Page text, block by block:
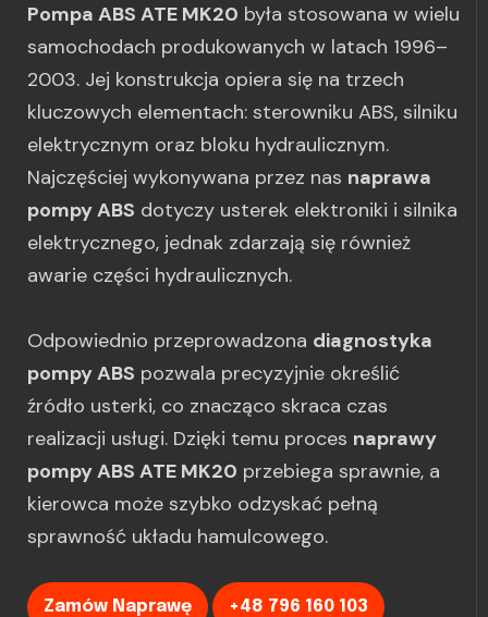
Pompa ABS ATE MK20 była stosowana w wielu
samochodach produkowanych w latach 1996–
2003. Jej konstrukcja opiera się na trzech
kluczowych elementach: sterowniku ABS, silniku
elektrycznym oraz bloku hydraulicznym.
Najczęściej wykonywana przez nas naprawa
pompy ABS dotyczy usterek elektroniki i silnika
elektrycznego, jednak zdarzają się również
awarie części hydraulicznych.
Odpowiednio przeprowadzona diagnostyka
pompy ABS pozwala precyzyjnie określić
źródło usterki, co znacząco skraca czas
realizacji usługi. Dzięki temu proces naprawy
pompy ABS ATE MK20 przebiega sprawnie, a
kierowca może szybko odzyskać pełną
sprawność układu hamulcowego.
Zamów Naprawę +48 796 160 103